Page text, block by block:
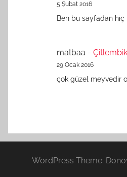
5 Şubat 2016
Ben bu sayfadan hiç
matbaa -
29 Ocak 2016
çok güzel meyvedir
WordPress Theme: